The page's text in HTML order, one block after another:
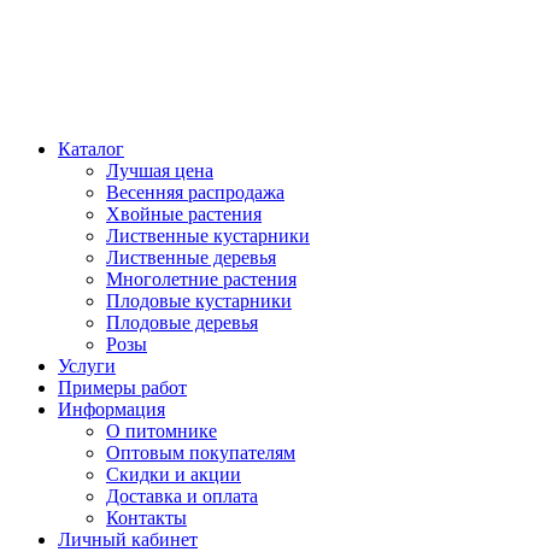
Каталог
Лучшая цена
Весенняя распродажа
Хвойные растения
Лиственные кустарники
Лиственные деревья
Многолетние растения
Плодовые кустарники
Плодовые деревья
Розы
Услуги
Примеры работ
Информация
О питомнике
Оптовым покупателям
Скидки и акции
Доставка и оплата
Контакты
Личный кабинет